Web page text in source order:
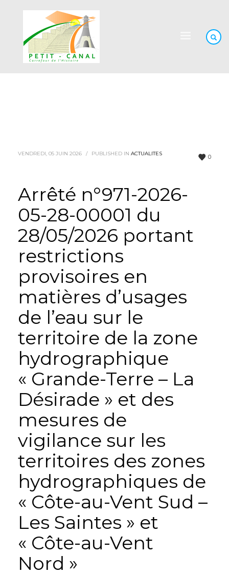
0
VENDREDI, 05 JUIN 2026 / PUBLISHED IN ACTUALITES
Arrêté n°971-2026-
05-28-00001 du
28/05/2026 portant
restrictions
provisoires en
matières d’usages
de l’eau sur le
territoire de la zone
hydrographique
« Grande-Terre – La
Désirade » et des
mesures de
vigilance sur les
territoires des zones
hydrographiques de
« Côte-au-Vent Sud –
Les Saintes » et
« Côte-au-Vent
Nord »